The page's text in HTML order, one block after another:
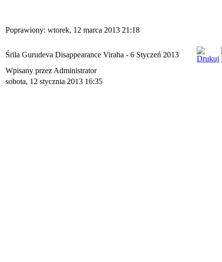
Poprawiony: wtorek, 12 marca 2013 21:18
Śrila Gurudeva Disappearance Viraha - 6 Styczeń 2013
Wpisany przez Administrator
sobota, 12 stycznia 2013 16:35